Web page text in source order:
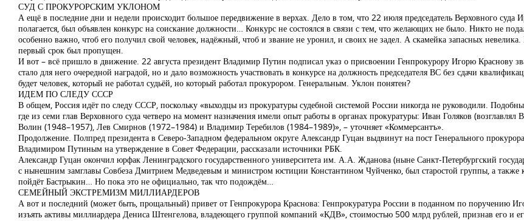
СУД С ПРОКУРОРСКИМ УКЛОНОМ
А ещё в последние дни и недели происходит большое передвижение в верхах. Дело в том, что 22 июля председатель Верховного суда
полагается, был объявлен конкурс на соискание должности… Конкурс не состоялся в связи с тем, что желающих не было. Никто не
особенно важно, чтоб его получил свой человек, надёжный, чтоб и звание не уронил, и своих не задел. А скамейка запасных
первый срок был пропущен.
И вот – всё пришло в движение. 22 августа президент Владимир Путин подписал указ о присвоении Генпрокурору Игорю Краснову
стало для него очередной наградой, но и дало возможность участвовать в конкурсе на должность председателя ВС без сдачи
будет человек, который не работал судьёй, но который работал прокурором. Генеральным. Уклон понятен?
ИДЕМ ПО СЛЕДУ СССР
В общем, Россия идёт по следу СССР, поскольку «выходцы из прокуратуры судебной системой России никогда не руководили.
где из семи глав Верховного суда четверо на момент назначения имели опыт работы в органах прокуратуры: Иван Голяков
Волин (1948–1957), Лев Смирнов (1972–1984) и Владимир Теребилов (1984–1989)», – уточняет «Коммерсантъ».
Продолжение. Полпред президента в Северо-Западном федеральном округе Александр Гуцан выдвинут на пост Генерального
Владимиром Путиным на утверждение в Совет Федерации, рассказали источники РБК.
Александр Гуцан окончил юрфак Ленинградского государственного университета им. А.А. Жданова (ныне Санкт-Петербургский
с нынешним замглавы Совбеза Дмитрием Медведевым и министром юстиции Константином Чуйченко, был старостой группы, а также
пойдёт Бастрыкин… Но пока это не официально, так что подождём…
СЕМЕЙНЫЙ ЭКСТРЕМИЗМ МИЛЛИАРДЕРОВ
А вот и последний (может быть, прощальный) привет от Генпрокурора Краснова: Генпрокуратура России в поданном по поручению
изъять активы миллиардера Дениса Штенгелова, владеющего группой компаний «КДВ», стоимостью 500 млрд рублей, признав его и